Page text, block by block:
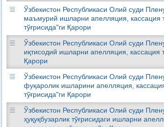
Ўзбекистон Республикаси Олий суди
маъмурий ишларни апелляция, кассация
тўғрисида"ги Қарори
Ўзбекистон Республикаси Олий суди
иқтисодий ишларни апелляция, кассация
Қарори
Ўзбекистон Республикаси Олий суди
фуқаролик ишларини апелляция,
тўғрисида"ги Қарори
Ўзбекистон Республикаси Олий суди
ҳуқуқбузарлик тўғрисидаги ишларни